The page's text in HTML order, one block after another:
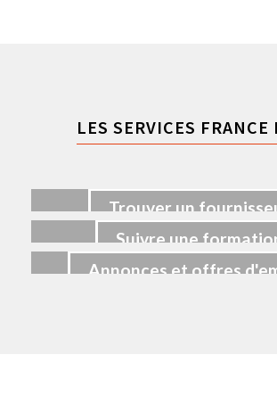
LES SERVICES FRANCE
Trouver un
Suivre une
Annonces et offres